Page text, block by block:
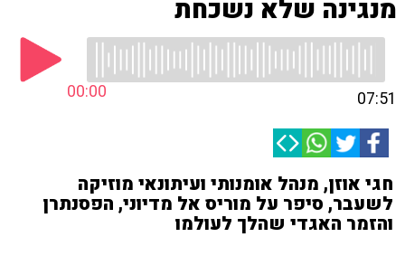
מנגינה שלא נשכחת
00:00 07:51
חגי אוזן, מנהל אומנותי ועיתונאי מוזיקה
לשעבר, סיפר על מוריס אל מדיוני, הפסנתרן
והזמר האגדי שהלך לעולמו